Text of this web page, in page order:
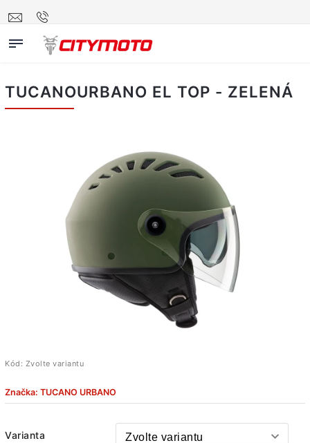
TUCANOURBANO EL TOP - ZELENÁ
Kód: Zvolte variantu
Značka: TUCANO URBANO
Varianta